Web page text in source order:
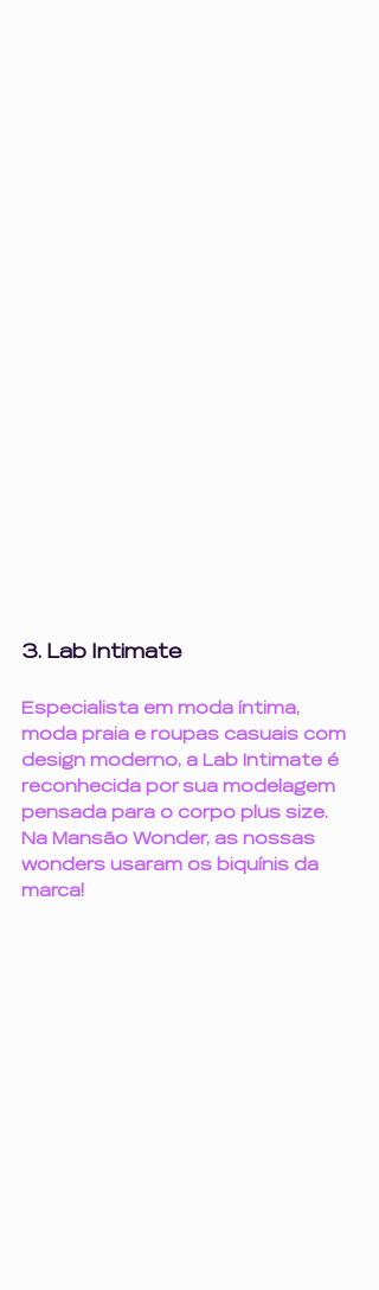
3. Lab Intimate
Especialista em moda íntima,
moda praia e roupas casuais com
design moderno, a Lab Intimate é
reconhecida por sua modelagem
pensada para o corpo plus size.
Na Mansão Wonder, as nossas
wonders usaram os biquínis da
marca!